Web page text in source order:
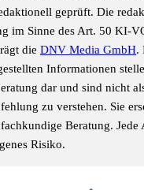
geprüft. Die
im Sinne des Art. 50 KI-
die DNV Media GmbH.
Informationen
dar und sind nicht
zu verstehen. Sie
Beratung. Jede
Risiko.